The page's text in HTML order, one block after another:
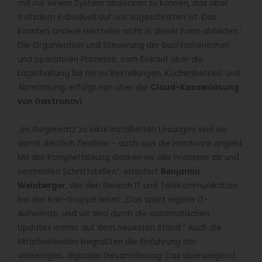
mit nur einem System abdecken zu können, das aber
trotzdem individuell auf uns zugeschnitten ist. Das
konnten andere Hersteller nicht in dieser Form abbilden.“
Die Organisation und Steuerung der buchhalterischen
und operativen Prozesse, vom Einkauf über die
Lagerhaltung bis hin zu Bestellungen, Küchenbetrieb und
Abrechnung, erfolgt nun über die Cloud-Kassenlösung
von Gastronovi
„Im Gegensatz zu lokal installierten Lösungen sind wir
damit deutlich flexibler – auch was die Hardware angeht.
Mit der Komplettlösung decken wir alle Prozesse ab und
vermeiden Schnittstellen“, erläutert Benjamin
Weinberger, der den Bereich IT und Telekommunikation
bei der Karl-Gruppe leitet. „Das spart eigene IT-
Aufwände, und wir sind durch die automatischen
Updates immer auf dem neuesten Stand.“ Auch die
Mitarbeitenden begrüßten die Einführung der
vielseitigen, digitalen Gesamtlösung: Das überwiegend